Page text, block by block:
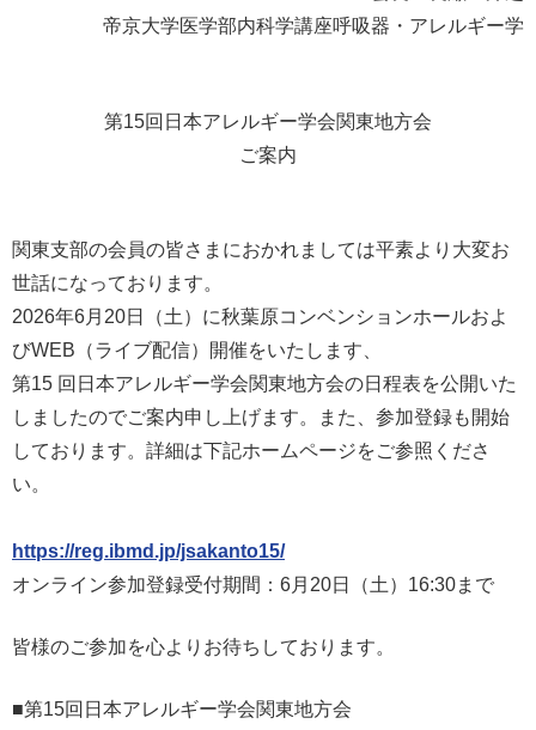
帝京大学医学部内科学講座呼吸器・アレルギー学
第15回日本アレルギー学会関東地方会
ご案内
関東支部の会員の皆さまにおかれましては平素より大変お
世話になっております。
2026年6月20日（土）に秋葉原コンベンションホールおよ
びWEB（ライブ配信）開催をいたします、
第15 回日本アレルギー学会関東地方会の日程表を公開いた
しましたのでご案内申し上げます。また、参加登録も開始
しております。詳細は下記ホームページをご参照くださ
い。
https://reg.ibmd.jp/jsakanto15/
オンライン参加登録受付期間：6月20日（土）16:30まで
皆様のご参加を心よりお待ちしております。
■第15回日本アレルギー学会関東地方会